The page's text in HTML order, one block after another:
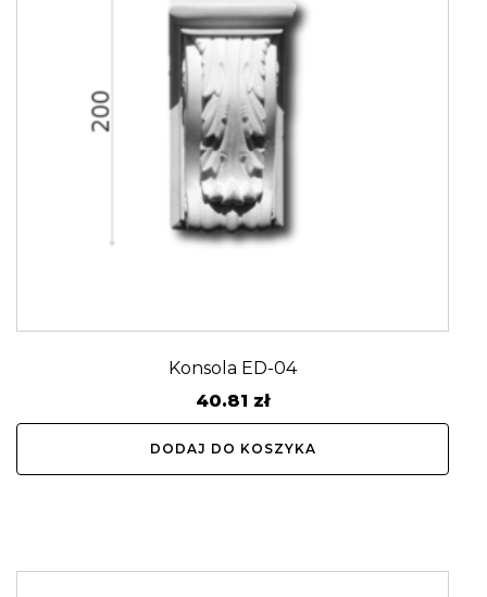
Konsola ED-04
40.81 zł
DODAJ DO KOSZYKA